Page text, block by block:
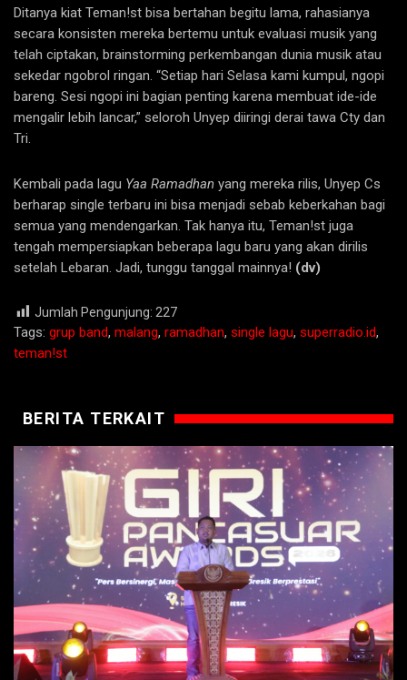
Ditanya kiat Teman!st bisa bertahan begitu lama, rahasianya
secara konsisten mereka bertemu untuk evaluasi musik yang
telah ciptakan, brainstorming perkembangan dunia musik atau
sekedar ngobrol ringan. “Setiap hari Selasa kami kumpul, ngopi
bareng. Sesi ngopi ini bagian penting karena membuat ide-ide
mengalir lebih lancar,” seloroh Unyep diiringi derai tawa Cty dan
Tri.
Kembali pada lagu Yaa Ramadhan yang mereka rilis, Unyep Cs
berharap single terbaru ini bisa menjadi sebab keberkahan bagi
semua yang mendengarkan. Tak hanya itu, Teman!st juga
tengah mempersiapkan beberapa lagu baru yang akan dirilis
setelah Lebaran. Jadi, tunggu tanggal mainnya! (dv)
Jumlah Pengunjung: 227
Tags: grup band, malang, ramadhan, single lagu, superradio.id,
teman!st
BERITA TERKAIT